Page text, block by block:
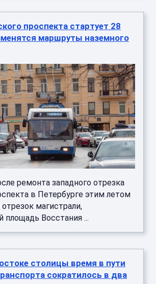
проспекта стартует 28
маршруты наземного
ремонта западного отрезка
в Петербурге этим летом
магистрали,
Восстания ...
столицы время в пути
сократилось в два